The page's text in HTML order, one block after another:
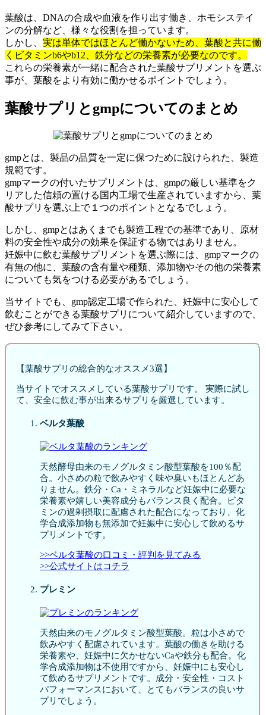
葉酸は、DNAの合成や血液を作り出す働き、ホモシステイ
ンの分解など、様々な役割を担っています。
しかし、 実は単体ではほとんど働かないため、葉酸と共に働
くビタミンb6やb12、鉄分などの栄養素が必要なのです。
これらの栄養素が一緒に配合された葉酸サプリメントを選ぶ
事が、葉酸をより有効に働かせるポイントでしょう。
葉酸サプリとgmpについてのまとめ
gmpとは、製品の品質を一定に保つために設けられた、製造
規範です。
gmpマークの付いたサプリメントは、gmpの厳しい基準をク
リアした信頼の置ける国内工場で生産されていますから、葉
酸サプリを選ぶ上で１つのポイントとなるでしょう。
しかし、 gmpとはあくまでも製造工程での基準であり、原材
料の安全性や成分の効果を保証する物ではありません。
妊娠中に飲む葉酸サプリメントを選ぶ際には、gmpマークの
有無の他に、葉酸の含有量や種類、添加物やその他の栄養素
についても気をつける必要があるでしょう。
当サイトでも、gmp認定工場で作られた、妊娠中に安心して
飲むことができる葉酸サプリについて紹介していますので、
ぜひ参考にしてみて下さい。
【葉酸サプリの総合的なオススメ3選】
当サイトでオススメしている葉酸サプリです。 実際に試し
て、安全に飲む事が出来るサプリを厳選しています。
ベルタ葉酸
天然酵母由来のモノグルタミン酸型葉酸を100％配
合。小さめの粒で飲みやすく味や臭いもほとんどあ
りません。鉄分・Ca・ミネラルなど妊娠中に必要な
栄養素や嬉しい美容成分もバランス良く配合。ビタ
ミンの過剰摂取に配慮された配合になっており、化
学合成添加物も無添加で妊娠中に安心して飲めるサ
プリメントです。
>>ベルタ葉酸の口コミ・評判を見てみる
>>公式サイトはコチラ
プレミン
天然由来のモノグルタミン酸型葉酸。粒は小さめで
飲みやすく配慮されています。葉酸の働きを助ける
栄養素や、妊娠中に欠かせないCaや鉄分も配合。化
学合成添加物は不使用ですから、妊娠中にも安心し
て飲めるサプリメントです。成分・安全性・コスト
パフォーマンスにおいて、とてもバランスの良いサ
プリでしょう。